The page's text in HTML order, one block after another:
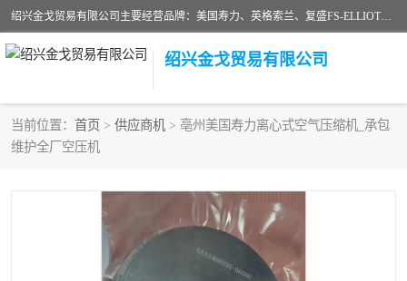
绍兴金戈贸易有限公司主要经营品牌：美国寿力、英格索兰、复盛FS-ELLIOTT，库伯COOPER、阿特拉斯等品牌空压机及配件销售；承接全厂空气压缩机管理、维护保养；节能改造；气体干燥机销售、维护、维修、保养。销售各种品牌空压机空气滤芯、油滤芯、油气分离器；精密过滤器滤芯；除油雾滤芯；抽真空滤芯，消音器，疏水器。劳务承接：全厂空压机维修保养工程，安装工程；移机或汰换工程；节能改造工程等。
绍兴金戈贸易有限公司
当前位置： 首页 > 供应商机 > 亳州美国寿力离心式空气压缩机_承包
维护全厂空压机
二手空压机
英格索兰配件
闽台富源特种陶瓷